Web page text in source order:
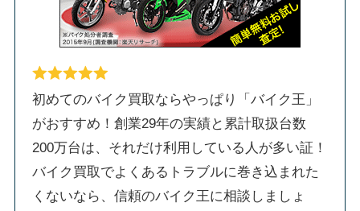
初めてのバイク買取ならやっぱり「バイク王」
がおすすめ！創業29年の実績と累計取扱台数
200万台は、それだけ利用している人が多い証！
バイク買取でよくあるトラブルに巻き込まれた
くないなら、信頼のバイク王に相談しましょ